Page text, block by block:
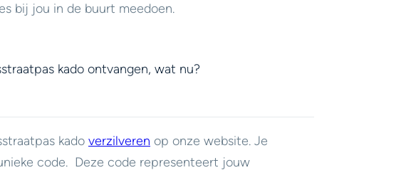
bij jou in de buurt meedoen.
kado ontvangen, wat nu?
kado verzilveren op onze website. Je
code. Deze code representeert jouw